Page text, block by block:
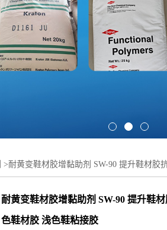
>耐黄变鞋材胶增黏助剂 SW-90 提升鞋材
耐黄变鞋材胶增黏助剂 SW-90 提升鞋
色鞋材胶 浅色鞋粘接胶